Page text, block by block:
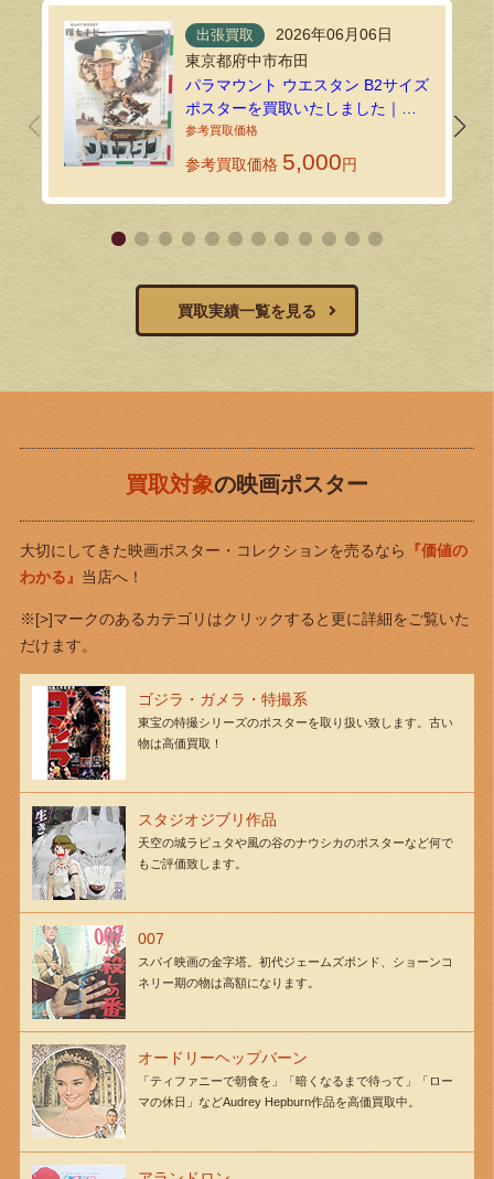
出張買取
2026年06月06日
東京都府中市布田
パラマウント ウエスタン B2サイズ
ポスターを買取いたしました｜環
七ホビーの法人買取
参考買取価格 5,000円
買取実績一覧を見る
買取対象の映画ポスター
大切にしてきた映画ポスター・コレクションを売るなら
『価値の
わかる』 当店へ！
※[>]マークのあるカテゴリはクリックすると更に詳細をご覧いた
だけます。
ゴジラ・ガメラ・特撮系
東宝の特撮シリーズのポスターを取り扱い致します。古い
物は高価買取！
スタジオジブリ作品
天空の城ラピュタや風の谷のナウシカのポスターなど何で
もご評価致します。
007
スパイ映画の金字塔。初代ジェームズボンド、ショーンコ
ネリー期の物は高額になります。
オードリーヘップバーン
「ティファニーで朝食を」「暗くなるまで待って」「ロー
マの休日」などAudrey Hepburn作品を高価買取中。